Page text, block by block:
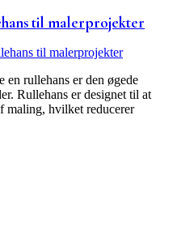
til malerprojekter
en rullehans er den øgede
Rullehans er designet til at
maling, hvilket reducerer